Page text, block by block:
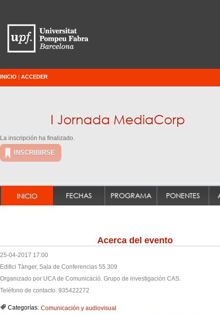
INICIO | ACCEDER
I Jornada MediaCorp
La inscripción ha finalizado.
INSCRIBIRSE
INICIO FECHAS PROGRAMA PONENTES
Acerca del evento
25-04-2017 17:00
Edifici Tànger, Sala de Conferencias 55.309
Organizado por UCA de Comunicació. Grupo de investigación CAS.
Teléfono de contacto: 935422272
Categorías: Comunicación y audiovisual